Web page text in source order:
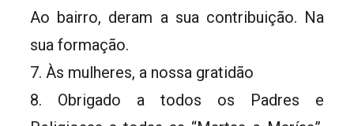
Ao bairro, deram a sua contribuição. Na
sua formação.
7. Às mulheres, a nossa gratidão
8. Obrigado a todos os Padres e